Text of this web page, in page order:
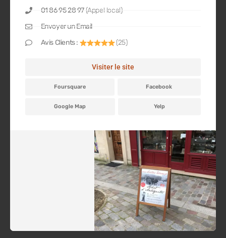
01 86 95 28 97 (Appel local)
Envoyer un Email
Avis Clients :
(25)
Visiter le site
Foursquare Facebook
Google Map Yelp